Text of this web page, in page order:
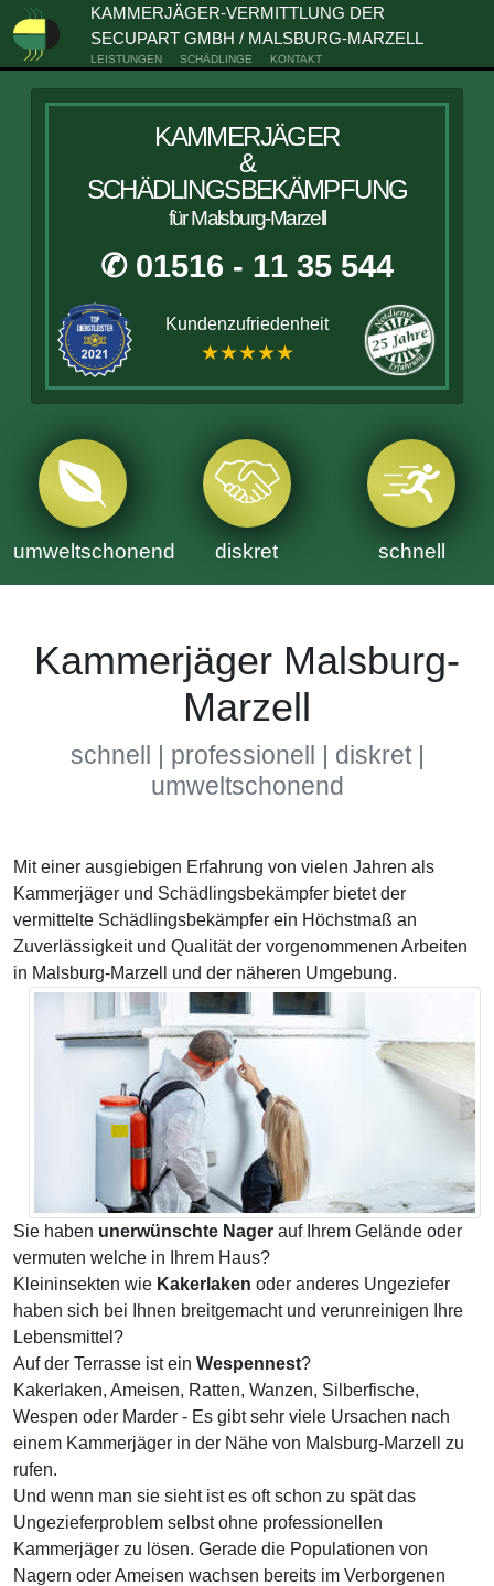
KAMMERJÄGER-VERMITTLUNG DER
SECUPART GMBH / MALSBURG-MARZELL
LEISTUNGEN SCHÄDLINGE KONTAKT
KAMMERJÄGER
&
SCHÄDLINGSBEKÄMPFUNG
für Malsburg-Marzell
✆ 01516 - 11 35 544
Kundenzufriedenheit
★★★★★
umweltschonend diskret schnell
Kammerjäger Malsburg-
Marzell
schnell | professionell | diskret |
umweltschonend
Mit einer ausgiebigen Erfahrung von vielen Jahren als
Kammerjäger und Schädlingsbekämpfer bietet der
vermittelte Schädlingsbekämpfer ein Höchstmaß an
Zuverlässigkeit und Qualität der vorgenommenen Arbeiten
in Malsburg-Marzell und der näheren Umgebung.
Sie haben unerwünschte Nager auf Ihrem Gelände oder
vermuten welche in Ihrem Haus?
Kleininsekten wie Kakerlaken oder anderes Ungeziefer
haben sich bei Ihnen breitgemacht und verunreinigen Ihre
Lebensmittel?
Auf der Terrasse ist ein Wespennest?
Kakerlaken, Ameisen, Ratten, Wanzen, Silberfische,
Wespen oder Marder - Es gibt sehr viele Ursachen nach
einem Kammerjäger in der Nähe von Malsburg-Marzell zu
rufen.
Und wenn man sie sieht ist es oft schon zu spät das
Ungezieferproblem selbst ohne professionellen
Kammerjäger zu lösen. Gerade die Populationen von
Nagern oder Ameisen wachsen bereits im Verborgenen